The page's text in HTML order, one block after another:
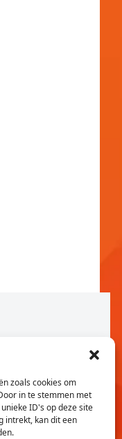
zoals cookies om
in te stemmen met
ID's op deze site
intrekt, kan dit een